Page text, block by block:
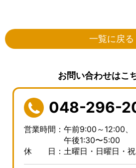
一覧に戻る
お問い合わせはこ
048-296-
営業時間：午前9:00～12:00、
午後1:30〜5:00
休 日：土曜日・日曜日・祝